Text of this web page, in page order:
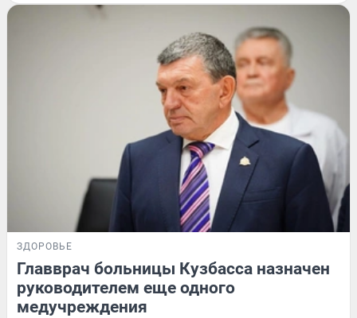
ЗДОРОВЬЕ
Главврач больницы Кузбасса назначен
руководителем еще одного
медучреждения